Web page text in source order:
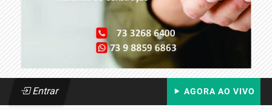
Entrar AGORA AO VIVO